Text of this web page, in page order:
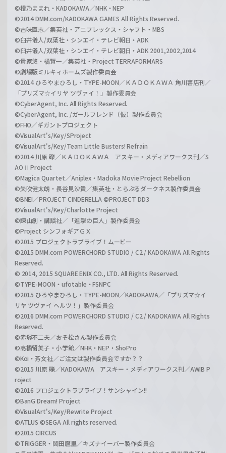
©橙乃ままれ・KADOKAWA／NHK・NEP
©2014 DMM.com/KADOKAWA GAMES All Rights Reserved.
©古味直志／集英社・アニプレックス・シャフト・MBS
©臼井儀人/双葉社・シンエイ・テレビ朝日・ADK
©臼井儀人/双葉社・シンエイ・テレビ朝日・ADK 2001,2002,2014
©貴家悠・橘賢一／集英社・Project TERRAFORMARS
©劇場版ミルキィホームズ製作委員会
©2014 ひろやまひろし・TYPE-MOON／ＫＡＤＯＫＡＷＡ 角川書店刊／
「プリズマ☆イリヤ ツヴァイ！」製作委員会
©CyberAgent, Inc. All Rights Reserved.
©CyberAgent, Inc. /ガールフレンド（仮）製作委員会
©FHO／ギガントプロジェクト
©VisualArt's/Key/SProject
©VisualArt's/Key/Team Little Busters! Refrain
©2014 川原 礫／ＫＡＤＯＫＡＷＡ アスキー・メディアワークス刊／S
AOⅡ Project
©Magica Quartet／Aniplex・Madoka Movie Project Rebellion
©矢吹健太朗・長谷見沙貴／集英社・とらぶるダークネス製作委員会
©BNEI／PROJECT CINDERELLA ©PROJECT DD3
©VisualArt's/Key/Charlotte Project
©諫山創・講談社／「進撃の巨人」製作委員会
©Project シンフォギアＧＸ
©2015 プロジェクトラブライブ！ムービー
©2015 DMM.com POWERCHORD STUDIO / C2 / KADOKAWA All Rights
Reserved.
© 2014, 2015 SQUARE ENIX CO., LTD. All Rights Reserved.
©TYPE-MOON・ufotable・FSNPC
©2015 ひろやまひろし・TYPE-MOON／KADOKAWA／「プリズマ☆イ
リヤ ツヴァイ ヘルツ！」製作委員会
©2016 DMM.com POWERCHORD STUDIO / C2 / KADOKAWA All Rights
Reserved.
©赤塚不二夫／おそ松さん製作委員会
©高橋留美子・小学館／NHK・NEP・ShoPro
©Koi・芳文社／ご注文は製作委員会ですか？？
©2015 川原 礫／KADOKAWA アスキー・メディアワークス刊／AWIB P
roject
©2016 プロジェクトラブライブ！サンシャイン!!
©BanG Dream! Project
©VisualArt's/Key/Rewrite Project
©ATLUS ©SEGA All rights reserved.
©2015 CIRCUS
©TRIGGER・岡田麿里／キズナイーバー製作委員会